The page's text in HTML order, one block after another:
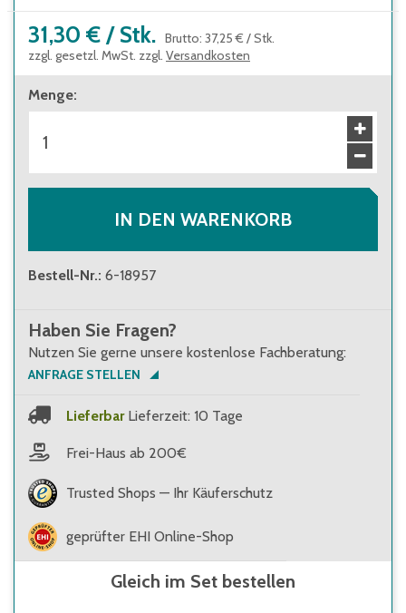
31,30 € / Stk. Brutto: 37,25 € /Stk.
zzgl. gesetzl. MwSt. zzgl. Versandkosten
Menge:
IN DEN WARENKORB
Bestell-Nr.: 6-18957
Haben Sie Fragen?
Nutzen Sie gerne unsere kostenlose Fachberatung:
ANFRAGE STELLEN
Lieferbar Lieferzeit: 10 Tage
Frei-Haus ab 200€
Trusted Shops — Ihr Käuferschutz
geprüfter EHI Online-Shop
Gleich im Set bestellen